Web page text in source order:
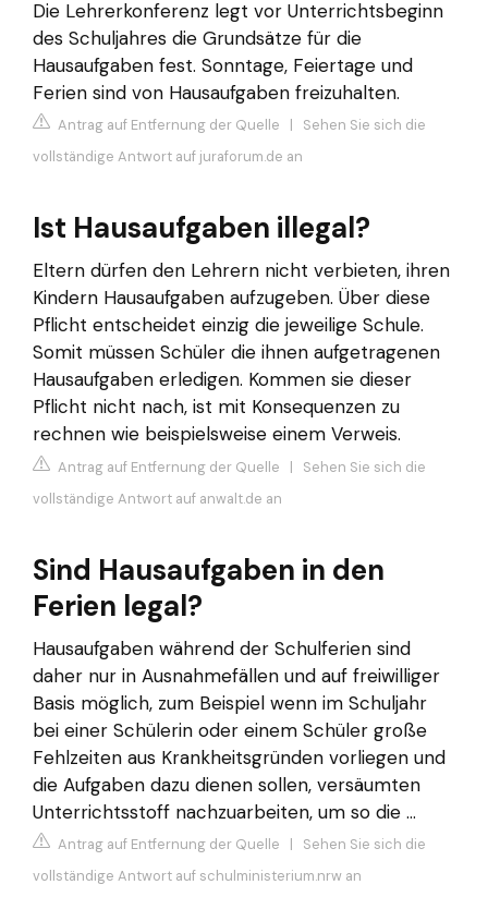
Die Lehrerkonferenz legt vor Unterrichtsbeginn
des Schuljahres die Grundsätze für die
Hausaufgaben fest. Sonntage, Feiertage und
Ferien sind von Hausaufgaben freizuhalten.
Antrag auf Entfernung der Quelle | Sehen Sie sich die
vollständige Antwort auf juraforum.de an
Ist Hausaufgaben illegal?
Eltern dürfen den Lehrern nicht verbieten, ihren
Kindern Hausaufgaben aufzugeben. Über diese
Pflicht entscheidet einzig die jeweilige Schule.
Somit müssen Schüler die ihnen aufgetragenen
Hausaufgaben erledigen. Kommen sie dieser
Pflicht nicht nach, ist mit Konsequenzen zu
rechnen wie beispielsweise einem Verweis.
Antrag auf Entfernung der Quelle | Sehen Sie sich die
vollständige Antwort auf anwalt.de an
Sind Hausaufgaben in den
Ferien legal?
Hausaufgaben während der Schulferien sind
daher nur in Ausnahmefällen und auf freiwilliger
Basis möglich, zum Beispiel wenn im Schuljahr
bei einer Schülerin oder einem Schüler große
Fehlzeiten aus Krankheitsgründen vorliegen und
die Aufgaben dazu dienen sollen, versäumten
Unterrichtsstoff nachzuarbeiten, um so die ...
Antrag auf Entfernung der Quelle | Sehen Sie sich die
vollständige Antwort auf schulministerium.nrw an